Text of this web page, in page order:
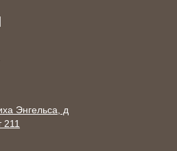
Энгельса, д
211